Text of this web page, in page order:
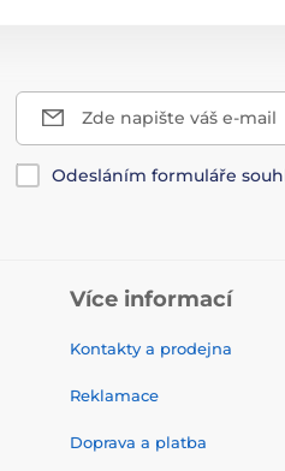
Zde napište váš e-mail
Odesláním formuláře
Více informací
Kontakty a prodejna
Reklamace
Doprava a platba